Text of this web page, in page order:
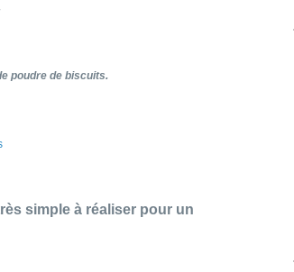
poudre de biscuits.
simple à réaliser pour un